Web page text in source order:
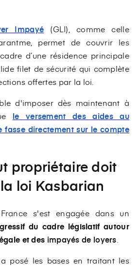
Impayé (GLI),
comme celle
permet de couvrir les
d’une résidence principale
filet de sécurité qui complète
offertes par la loi.
d'imposer dès maintenant à
le versement des aides au
fasse directement sur le compte
propriétaire doit
loi Kasbarian
s'est engagée dans un
du cadre législatif autour
et des impayés de loyers
posé les bases en traitant les